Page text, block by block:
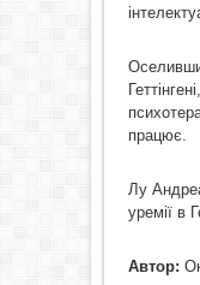
працює.
Лу
уремії в
Автор: